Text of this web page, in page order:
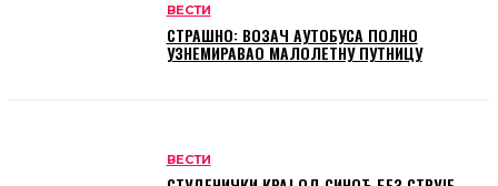
ВЕСТИ
СТРАШНО: ВОЗАЧ АУТОБУСА ПОЛНО
УЗНЕМИРАВАО МАЛОЛЕТНУ ПУТНИЦУ
ВЕСТИ